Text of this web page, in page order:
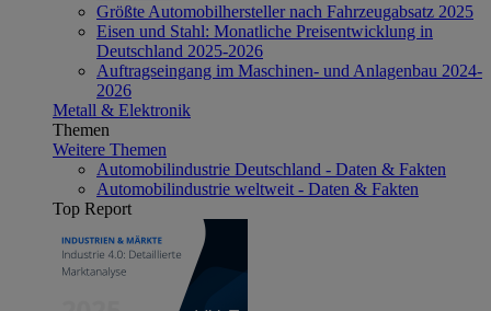
Größte Automobilhersteller nach Fahrzeugabsatz 2025
Eisen und Stahl: Monatliche Preisentwicklung in
Deutschland 2025-2026
Auftragseingang im Maschinen- und Anlagenbau 2024-
2026
Metall & Elektronik
Themen
Weitere Themen
Automobilindustrie Deutschland - Daten & Fakten
Automobilindustrie weltweit - Daten & Fakten
Top Report